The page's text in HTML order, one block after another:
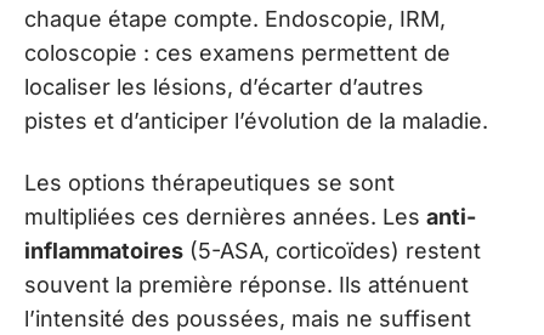
chaque étape compte. Endoscopie, IRM,
coloscopie : ces examens permettent de
localiser les lésions, d’écarter d’autres
pistes et d’anticiper l’évolution de la maladie.
Les options thérapeutiques se sont
multipliées ces dernières années. Les anti-
inflammatoires (5-ASA, corticoïdes) restent
souvent la première réponse. Ils atténuent
l’intensité des poussées, mais ne suffisent